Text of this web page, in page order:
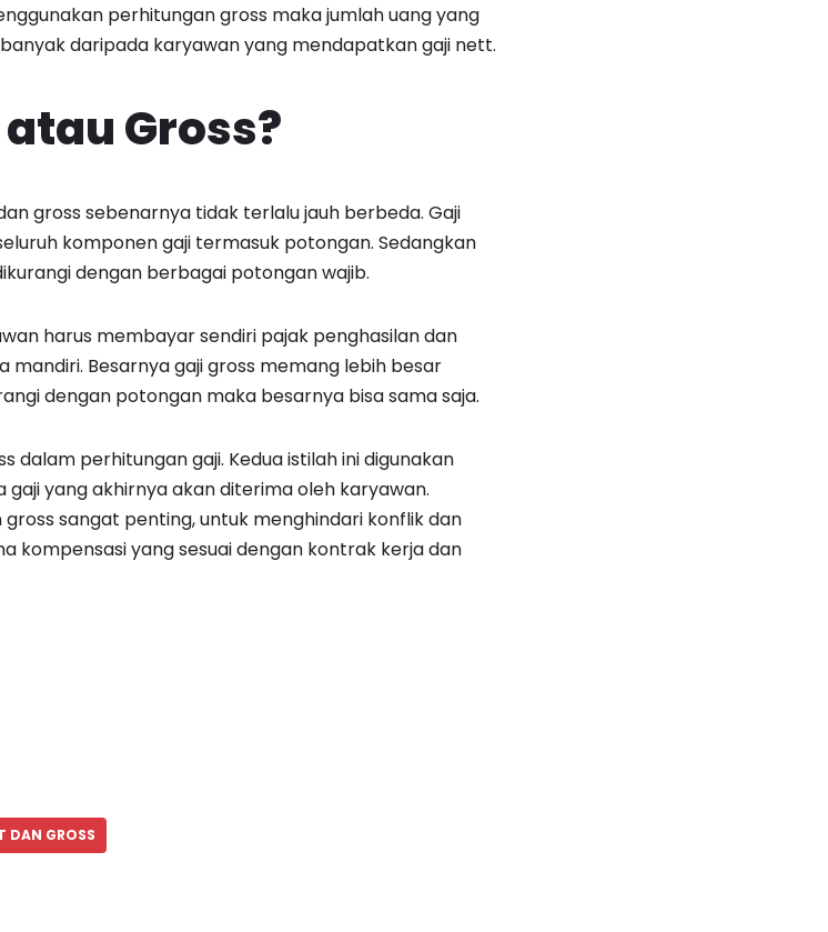
perhitungan gross maka jumlah uang yang
daripada karyawan yang mendapatkan gaji nett.
Gross?
gross sebenarnya tidak terlalu jauh berbeda. Gaji
komponen gaji termasuk potongan. Sedangkan
dengan berbagai potongan wajib.
harus membayar sendiri pajak penghasilan dan
Besarnya gaji gross memang lebih besar
dengan potongan maka besarnya bisa sama saja.
dalam perhitungan gaji. Kedua istilah ini digunakan
yang akhirnya akan diterima oleh karyawan.
sangat penting, untuk menghindari konflik dan
kompensasi yang sesuai dengan kontrak kerja dan
DAN GROSS